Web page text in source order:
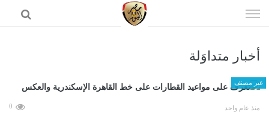
الى
أخبار متداوَلة
غير مصنف
منذ عام واحد 0